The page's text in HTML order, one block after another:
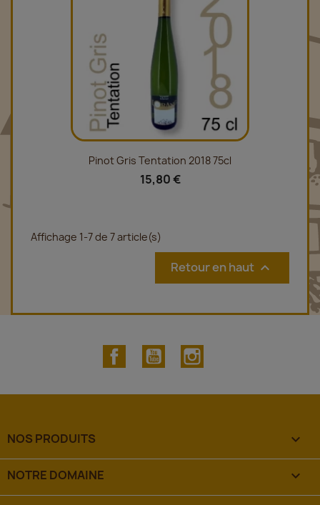
Pinot Gris Tentation 2018 75cl
15,80 €
Affichage 1-7 de 7 article(s)
Retour en haut 
FacebookYouTube
NOS PRODUITS 
NOTRE DOMAINE 